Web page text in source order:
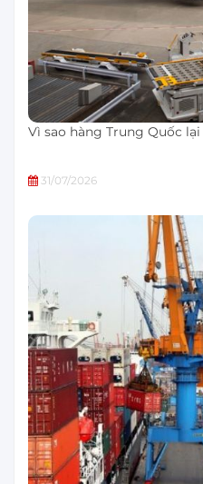
Vì sao hàng Trung Quốc
31/07/2026